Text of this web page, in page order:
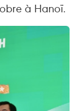
à Hanoï.